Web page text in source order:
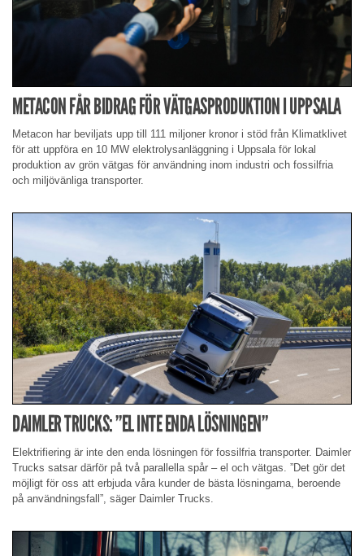
METACON FÅR BIDRAG FÖR VÄTGASPRODUKTION I UPPSALA
Metacon har beviljats upp till 111 miljoner kronor i stöd från Klimatklivet
för att uppföra en 10 MW elektrolysanläggning i Uppsala för lokal
produktion av grön vätgas för användning inom industri och fossilfria
och miljövänliga transporter.
DAIMLER TRUCKS: ”EL INTE ENDA LÖSNINGEN”
Elektrifiering är inte den enda lösningen för fossilfria transporter. Daimler
Trucks satsar därför på två parallella spår – el och vätgas. ”Det gör det
möjligt för oss att erbjuda våra kunder de bästa lösningarna, beroende
på användningsfall”, säger Daimler Trucks.